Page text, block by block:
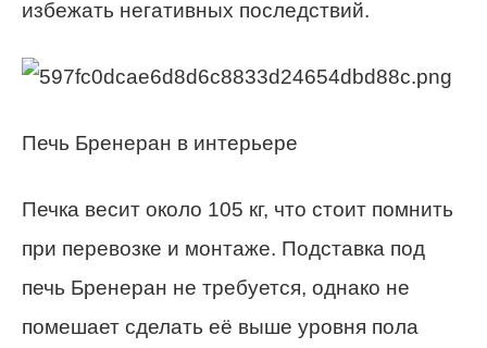
избежать негативных последствий.
Печь Бренеран в интерьере
Печка весит около 105 кг, что стоит помнить
при перевозке и монтаже. Подставка под
печь Бренеран не требуется, однако не
помешает сделать её выше уровня пола